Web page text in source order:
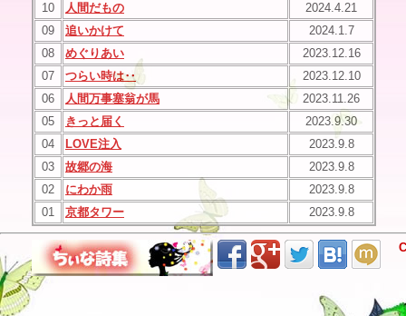
10
人間だもの
2024.4.21
09
追いかけて
2024.1.7
08
めぐりあい
2023.12.16
07
つらい時は‥
2023.12.10
06
人間万事塞翁が馬
2023.11.26
05
きっと届く
2023.9.30
04
LOVE注入
2023.9.8
03
故郷の海
2023.9.8
02
にわか雨
2023.9.8
01
京都タワー 2023.9.8